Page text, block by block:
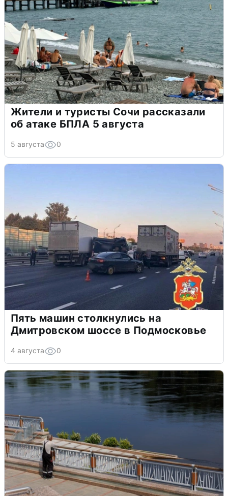
Жители и туристы Сочи рассказали
об атаке БПЛА 5 августа
5 августа 0
Пять машин столкнулись на
Дмитровском шоссе в Подмосковье
4 августа 0